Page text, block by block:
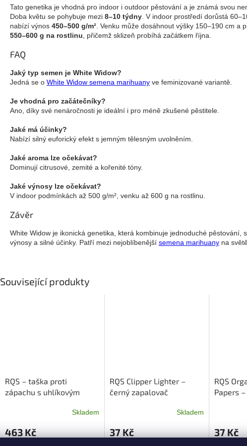
Tato genetika je vhodná pro indoor i outdoor pěstování a je známá svou
Doba květu se pohybuje mezi 8–10 týdny . V indoor prostředí dorůstá
nabízí výnos 450–500 g/m² . Venku může dosáhnout výšky 150–190 cm a
550–600 g na rostlinu , přičemž sklizeň probíhá začátkem října.
FAQ
Jaký typ semen je White Widow?
Jedná se o White Widow semena marihuany ve feminizované variantě.
Je vhodná pro začátečníky?
Ano, díky své nenáročnosti je ideální i pro méně zkušené pěstitele.
Jaké má účinky?
Nabízí silný euforický efekt s jemným tělesným uvolněním.
Jaké aroma lze očekávat?
Dominují citrusové, zemité a kořenité tóny.
Jaké výnosy lze očekávat?
V indoor podmínkách až 500 g/m², venku až 600 g na rostlinu.
Závěr
White Widow je ikonická genetika, která kombinuje jednoduché pěstování,
výnosy a silné účinky. Patří mezi nejoblíbenější semena marihuany na
Související produkty
RQS – taška proti
zápachu s uhlíkovým
Skladem
463 Kč
RQS Clipper Lighter –
černý zapalovač
Skladem
37 Kč
RQS
Papers
37 Kč